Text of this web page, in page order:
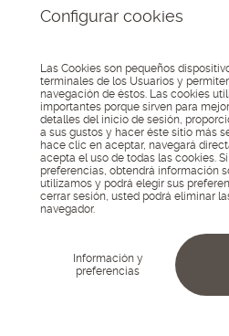
191
© 2026 Lo Kreo - Estudio
Creativo
Aviso Legal
Política de
privacidad
Política de
cookies
Configurar
cookies
a:
Configurar cookies
Las Cookies son pequeños
terminales de los Usuarios y
navegación de éstos. Las cookies
importantes porque sirven para
detalles del inicio de sesión,
a sus gustos y hacer éste sitio más
hace clic en aceptar, navegará
acepta el uso de todas las cookies.
preferencias, obtendrá información
utilizamos y podrá elegir sus
cerrar sesión, usted podrá eliminar
navegador.
Información y
preferencias